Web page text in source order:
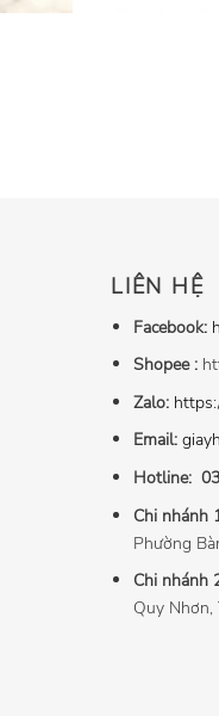
LIÊN HỆ
Facebook:
Shopee :
Zalo:
Email:
Hotline:
Chi nhánh
Phường
Chi nhánh
Quy Nhơn,